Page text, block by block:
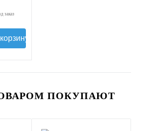
заказ
ПОКУПАЮТ